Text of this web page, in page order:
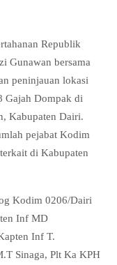
Republik
Gunawan bersama
peninjauan lokasi
Gajah Dompak di
Kabupaten Dairi.
pejabat Kodim
di Kabupaten
Kodim 0206/Dairi
Inf MD
Inf T.
Sinaga, Plt Ka KPH